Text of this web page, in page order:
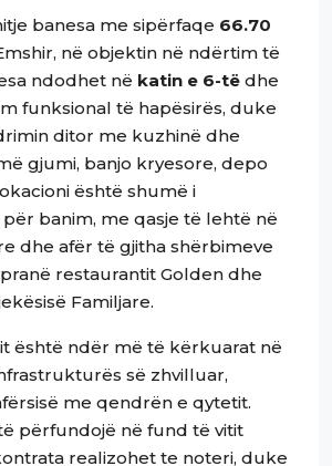
banesa me sipërfaqe 66.70
në objektin në ndërtim të
ndodhet në katin e 6-të dhe
funksional të hapësirës, duke
ditor me kuzhinë dhe
gjumi, banjo kryesore, depo
është shumë i
banim, me qasje të lehtë në
dhe afër të gjitha shërbimeve
restaurantit Golden dhe
Familjare.
është ndër më të kërkuarat në
së zhvilluar,
me qendrën e qytetit.
përfundojë në fund të vitit
realizohet te noteri, duke